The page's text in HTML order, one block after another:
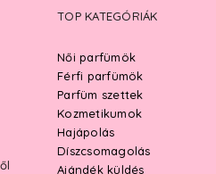
TOP KATEGÓRIÁK
Női parfümök
Férfi parfümök
Parfüm szettek
Kozmetikumok
Hajápolás
Díszcsomagolás
Ajándék küldés